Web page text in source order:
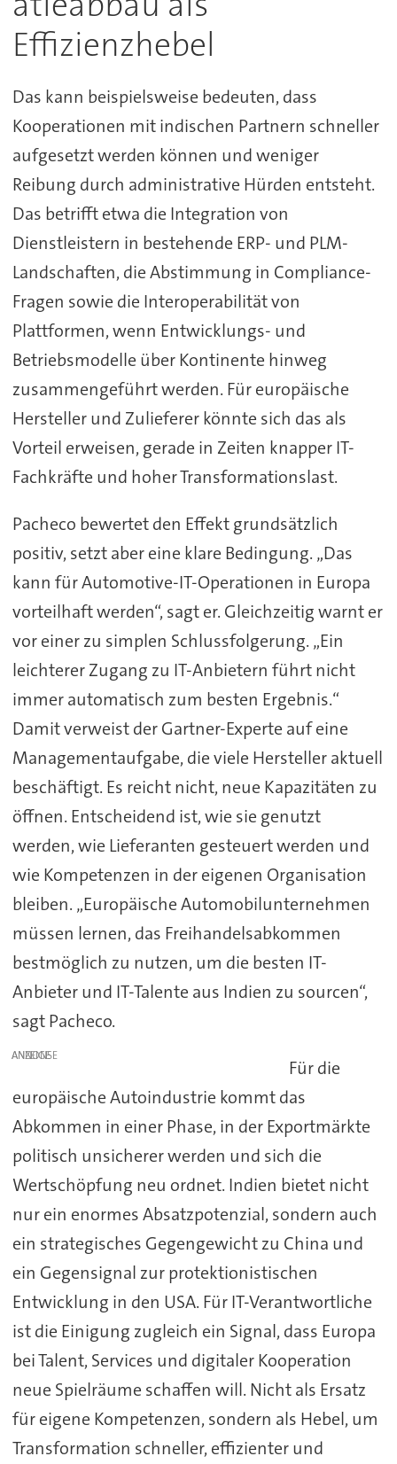
Effizienzhebel
Das kann beispielsweise bedeuten, dass
Kooperationen mit indischen Partnern schneller
aufgesetzt werden können und weniger
Reibung durch administrative Hürden entsteht.
Das betrifft etwa die Integration von
Dienstleistern in bestehende ERP- und PLM-
Landschaften, die Abstimmung in Compliance-
Fragen sowie die Interoperabilität von
Plattformen, wenn Entwicklungs- und
Betriebsmodelle über Kontinente hinweg
zusammengeführt werden. Für europäische
Hersteller und Zulieferer könnte sich das als
Vorteil erweisen, gerade in Zeiten knapper IT-
Fachkräfte und hoher Transformationslast.
Pacheco bewertet den Effekt grundsätzlich
positiv, setzt aber eine klare Bedingung. „Das
kann für Automotive-IT-Operationen in Europa
vorteilhaft werden“, sagt er. Gleichzeitig warnt er
vor einer zu simplen Schlussfolgerung. „Ein
leichterer Zugang zu IT-Anbietern führt nicht
immer automatisch zum besten Ergebnis.“
Damit verweist der Gartner-Experte auf eine
Managementaufgabe, die viele Hersteller aktuell
beschäftigt. Es reicht nicht, neue Kapazitäten zu
öffnen. Entscheidend ist, wie sie genutzt
werden, wie Lieferanten gesteuert werden und
wie Kompetenzen in der eigenen Organisation
bleiben. „Europäische Automobilunternehmen
müssen lernen, das Freihandelsabkommen
bestmöglich zu nutzen, um die besten IT-
Anbieter und IT-Talente aus Indien zu sourcen“,
sagt Pacheco.
ANZEIGE
Für die
europäische Autoindustrie kommt das
Abkommen in einer Phase, in der Exportmärkte
politisch unsicherer werden und sich die
Wertschöpfung neu ordnet. Indien bietet nicht
nur ein enormes Absatzpotenzial, sondern auch
ein strategisches Gegengewicht zu China und
ein Gegensignal zur protektionistischen
Entwicklung in den USA. Für IT-Verantwortliche
ist die Einigung zugleich ein Signal, dass Europa
bei Talent, Services und digitaler Kooperation
neue Spielräume schaffen will. Nicht als Ersatz
für eigene Kompetenzen, sondern als Hebel, um
Transformation schneller, effizienter und